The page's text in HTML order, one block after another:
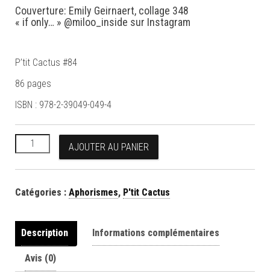
Couverture: Emily Geirnaert, collage 348
« if only… » @miloo_inside sur Instagram
P’tit Cactus #84
86 pages
ISBN : 978-2-39049-049-4
quantité de Le désespoir, avec modération
AJOUTER AU PANIER
Catégories : Aphorismes, P'tit Cactus
Description Informations complémentaires
Avis (0)